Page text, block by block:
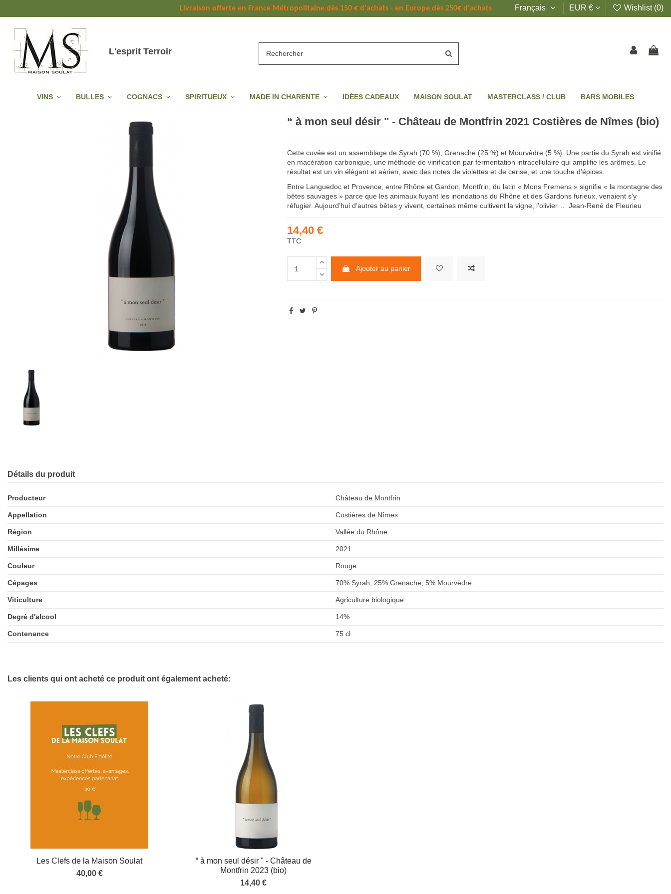
Livraison offerte en France Métropolitaine dès 150 € d'achats - en Europe dès 250€ d'achats Français EUR € Wishlist (0)
L'esprit Terroir
VINS BULLES COGNACS SPIRITUEUX MADE IN CHARENTE IDÉES CADEAUX MAISON SOULAT MASTERCLASS / CLUB BARS MOBILES
“ à mon seul désir " - Château de Montfrin 2021 Costières de Nîmes (bio)
Cette cuvée est un assemblage de Syrah (70 %), Grenache (25 %) et Mourvèdre (5 %). Une partie du Syrah est vinifié
en macération carbonique, une méthode de vinification par fermentation intracellulaire qui amplifie les arômes. Le
résultat est un vin élégant et aérien, avec des notes de violettes et de cerise, et une touche d’épices.
Entre Languedoc et Provence, entre Rhône et Gardon, Montfrin, du latin « Mons Fremens » signifie « la montagne des
bêtes sauvages » parce que les animaux fuyant les inondations du Rhône et des Gardons furieux, venaient s’y
réfugier. Aujourd’hui d’autres bêtes y vivent, certaines même cultivent la vigne, l’olivier… Jean-René de Fleurieu
14,40 €
TTC
Ajouter au panier
Détails du produit
Producteur Château de Montfrin
Appellation Costières de Nîmes
Région Vallée du Rhône
Millésime 2021
Couleur Rouge
Cépages 70% Syrah, 25% Grenache, 5% Mourvèdre.
Viticulture Agriculture biologique
Degré d'alcool 14%
Contenance 75 cl
Les clients qui ont acheté ce produit ont également acheté:
Les Clefs de la Maison Soulat
40,00 €
“ à mon seul désir " - Château de
Montfrin 2023 (bio)
14,40 €